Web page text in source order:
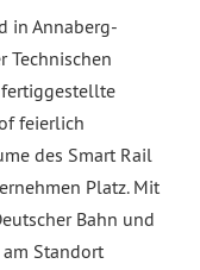
in Annaberg-
Technischen
feierlich
des Smart Rail
Platz. Mit
Bahn und
Standort